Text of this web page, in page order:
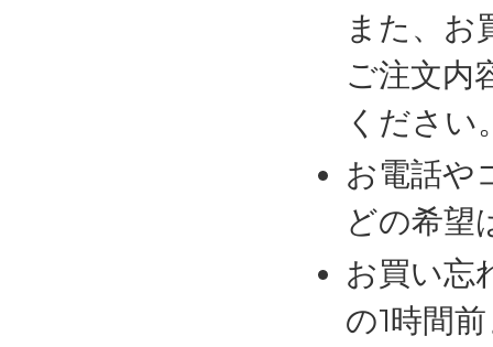
また、お
ご注文内
ください
お電話や
どの希望
お買い忘
の1時間